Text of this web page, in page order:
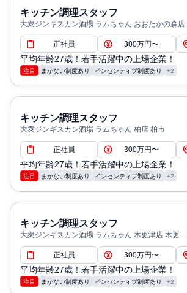
キッチン調理スタッフ
大衆ジンギスカン酒場 ラムちゃん おおたかの森店
流山市
正社員
300万円〜
平均年齢27歳！若手活躍中の上場企業！
注目 まかない制度あり インセンティブ制度あり +2
キッチン調理スタッフ
大衆ジンギスカン酒場 ラムちゃん 柏店 柏市
正社員 300万円〜
平均年齢27歳！若手活躍中の上場企業！
注目 まかない制度あり インセンティブ制度あり +2
キッチン調理スタッフ
大衆ジンギスカン酒場 ラムちゃん 木更津店 木更津
市
正社員
300万円〜
平均年齢27歳！若手活躍中の上場企業！
注目 まかない制度あり インセンティブ制度あり +2